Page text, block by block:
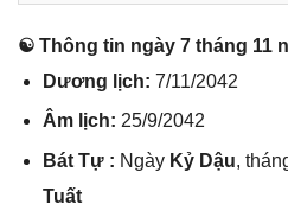
☯ Thônɡ tin ngày 7 thánɡ 11
Dươnɡ lịch: 7/11/2042
Âm lịch: 25/9/2042
Bát Tự : Ngày Kỷ Dậu,
Tuất